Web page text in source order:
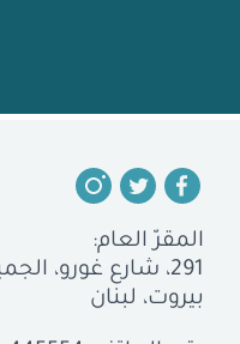
المقرّ العام:
291، شارع غورو، الجميزة
بيروت، لبنان